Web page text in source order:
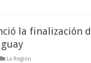
la finalización
La Región